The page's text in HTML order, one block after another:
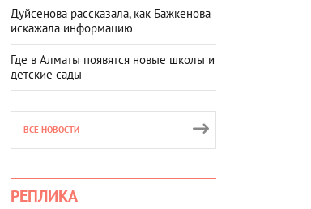
Дуйсенова рассказала, как Бажкенова
искажала информацию
Где в Алматы появятся новые школы и
детские сады
ВСЕ НОВОСТИ
РЕПЛИКА